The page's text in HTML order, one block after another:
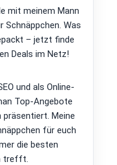
mit meinem Mann
Was
– jetzt finde
Deals im Netz!
und als Online-
Top-Angebote
Meine
für euch
die besten
trefft.